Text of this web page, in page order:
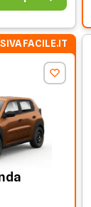
FACILE.IT